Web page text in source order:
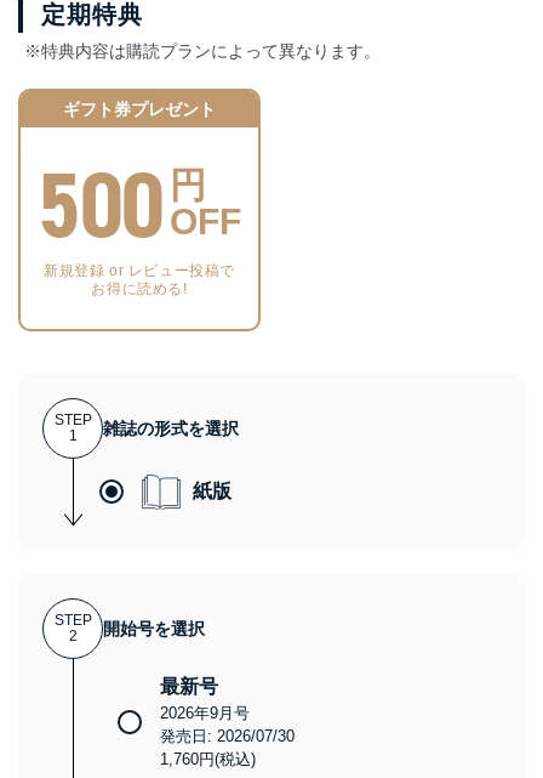
定期特典
※特典内容は購読プランによって異なります。
ギフト券プレゼント
500 円
OFF
新規登録 or レビュー投稿で
お得に読める!
STEP
1
雑誌の形式を選択
紙版
STEP
2
開始号を選択
最新号
2026年9月号
発売日: 2026/07/30
1,760円(税込)